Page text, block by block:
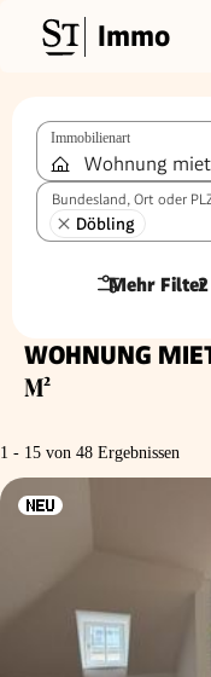
Immo
Immobilienart
Bundesland, Ort oder
Döbling
Mehr Filter
2
WOHNUNG
M²
1 - 15 von 48 Ergebnissen